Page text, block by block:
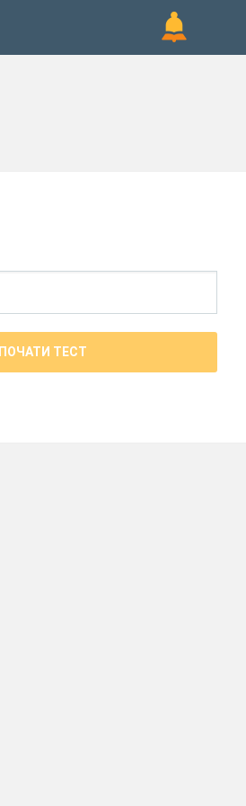
ПОЧАТИ ТЕСТ